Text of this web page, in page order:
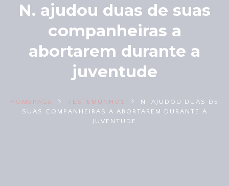
N. ajudou duas de suas
companheiras a
abortarem durante a
juventude
HOMEPAGE TESTEMUNHOS
N. AJUDOU DUAS DE
SUAS COMPANHEIRAS A ABORTAREM DURANTE A
JUVENTUDE